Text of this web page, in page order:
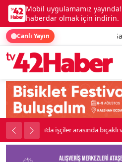
Mobil uygulamamız
haberdar olmak için indirin.
Canlı Yayın Ana
kavga çıktı 18:34 Lüks otomobille